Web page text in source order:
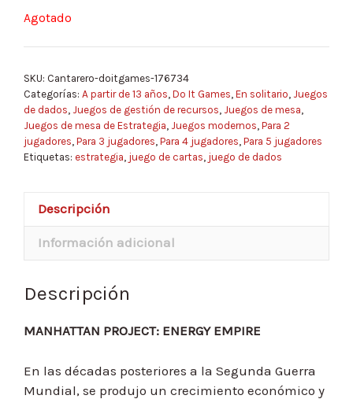
Agotado
SKU: Cantarero-doitgames-176734
Categorías: A partir de 13 años Do It Games En solitario Juegos
de dados Juegos de gestión de recursos Juegos de mesa
Juegos de mesa de Estrategia Juegos modernos Para 2
jugadores Para 3 jugadores Para 4 jugadores Para 5 jugadores
Etiquetas: estrategia juego de cartas juego de dados
Descripción
Información adicional
Descripción
MANHATTAN PROJECT: ENERGY EMPIRE
En las décadas posteriores a la Segunda Guerra
Mundial, se produjo un crecimiento económico y